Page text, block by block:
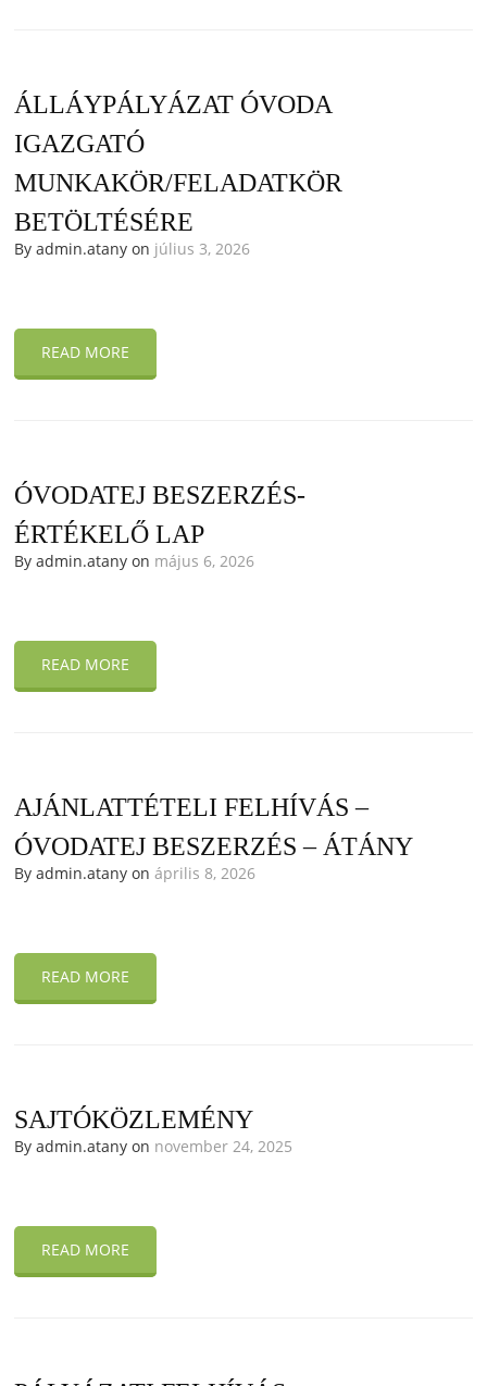
ÁLLÁYPÁLYÁZAT ÓVODA
IGAZGATÓ
MUNKAKÖR/FELADATKÖR
BETÖLTÉSÉRE
By admin.atany on július 3, 2026
READ MORE
ÓVODATEJ BESZERZÉS-
ÉRTÉKELŐ LAP
By admin.atany on május 6, 2026
READ MORE
AJÁNLATTÉTELI FELHÍVÁS –
ÓVODATEJ BESZERZÉS – ÁTÁNY
By admin.atany onáprilis 8, 2026
READ MORE
SAJTÓKÖZLEMÉNY
By admin.atany on november 24, 2025
READ MORE